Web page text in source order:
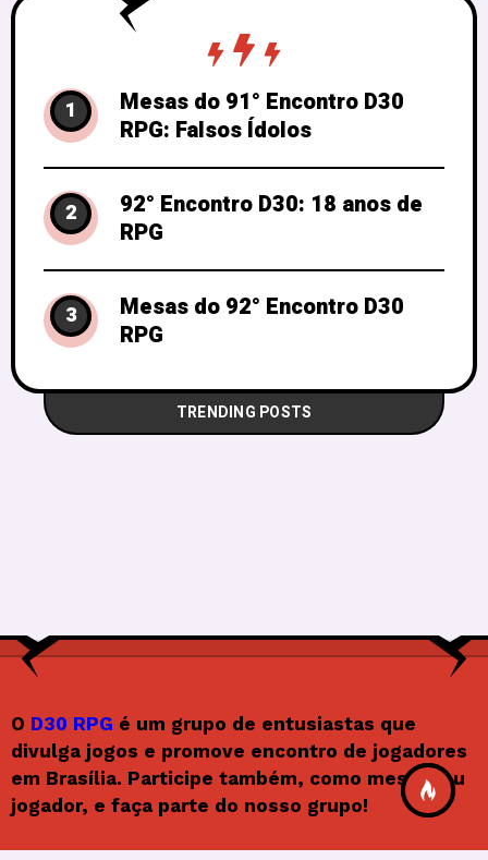
1
Mesas do 91° Encontro D30
RPG: Falsos Ídolos
2
92° Encontro D30: 18 anos de
RPG
3
Mesas do 92° Encontro D30
RPG
TRENDING POSTS
O D30 RPG é um grupo de entusiastas que
divulga jogos e promove encontro de jogadores
em Brasília. Participe também, como mestre ou
jogador, e faça parte do nosso grupo!